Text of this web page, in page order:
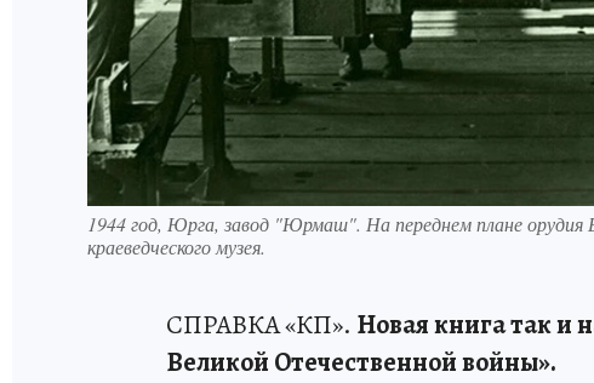
1944 год, Юрга, завод "Юрмаш". На переднем плане
краеведческого музея.
СПРАВКА «КП». Новая книга так и
Великой Отечественной войны».